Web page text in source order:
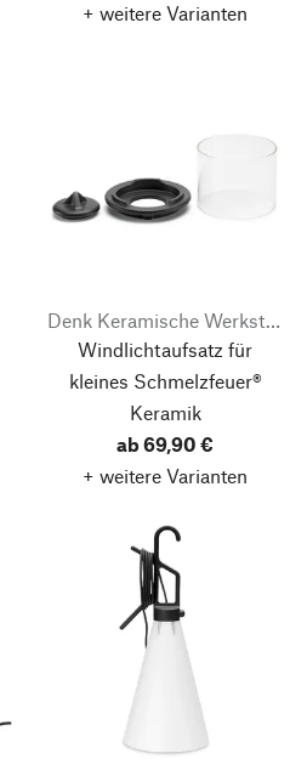
+ weitere Varianten
Denk Keramische Werkstätten
Windlichtaufsatz für
kleines Schmelzfeuer®
Keramik
ab 69,90 €
+ weitere Varianten